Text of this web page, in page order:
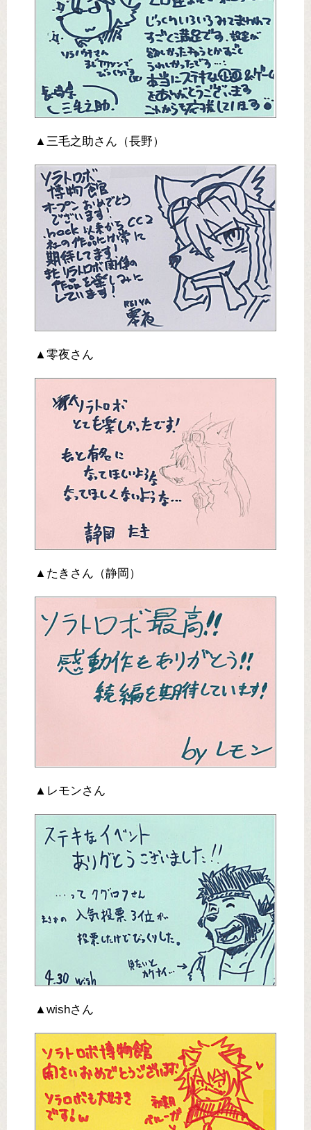
▲三毛之助さん（長野）
▲零夜さん
▲たきさん（静岡）
▲レモンさん
▲wishさん